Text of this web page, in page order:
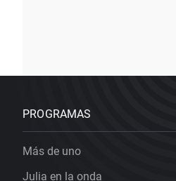
PROGRAMAS
Más de uno
Julia en la onda